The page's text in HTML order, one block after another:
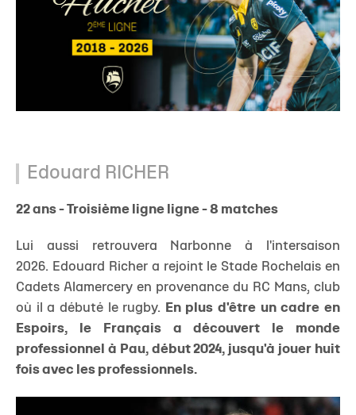
Edouard RICHER
22 ans - Troisième ligne ligne - 8 matches
Lui aussi retrouvera Narbonne à l'intersaison
2026. Edouard Richer a rejoint le Stade Rochelais en
Cadets Alamercery en provenance du RC Mans, club
où il a débuté le rugby. En plus d'être un cadre en
Espoirs, le Français a découvert le monde
professionnel à Pau, début 2024, jusqu'à jouer huit
fois avec les professionnels.